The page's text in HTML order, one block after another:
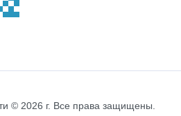
© 2026 г. Все права защищены.